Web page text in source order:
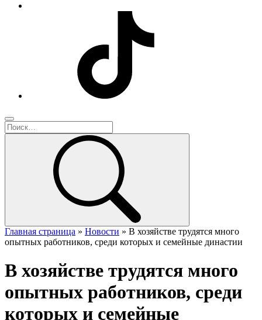
Главная страница » Новости » В хозяйстве трудятся много
опытных работников, среди которых и семейные династии
В хозяйстве трудятся много
опытных работников, среди
которых и семейные